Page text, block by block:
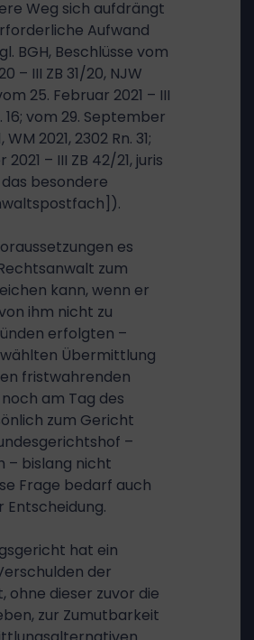
Weg sich aufdrängt
Aufwand
BGH, Beschlüsse vom
– III ZB 31/20, NJW
25. Februar 2021 – III
16; vom 29. September
WM 2021, 2302 Rn. 31;
– III ZB 42/21, juris
das besondere
es
zum
kann, wenn er
ihm nicht zu
erfolgten –
Übermittlung
fristwahrenden
am Tag des
zum Gericht
–
– bislang nicht
Frage bedarf auch
Entscheidung.
hat ein
der
ohne dieser zuvor die
zur Zumutbarkeit